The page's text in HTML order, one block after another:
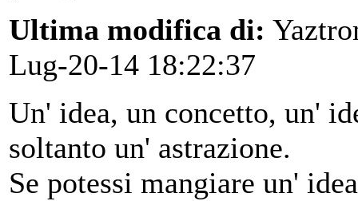
Ultima modifica di:
Lug-20-14 18:22:37
Un' idea, un concetto, un'
soltanto un' astrazione.
Se potessi mangiare un'